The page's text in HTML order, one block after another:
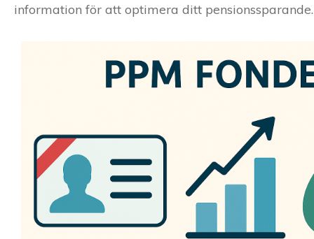
information för att optimera ditt pensionssparande.